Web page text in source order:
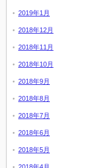
2019年1月
2018年12月
2018年11月
2018年10月
2018年9月
2018年8月
2018年7月
2018年6月
2018年5月